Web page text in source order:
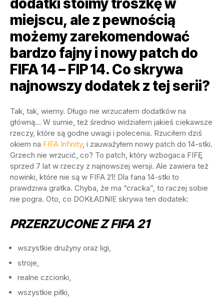
dodatki stoimy troszkę w
miejscu, ale z pewnością
możemy zarekomendować
bardzo fajny i nowy patch do
FIFA 14 – FIP 14. Co skrywa
najnowszy dodatek z tej serii?
Tak, tak, wiemy. Długo nie wrzucałem dodatków na
główną… W sumie, też średnio widziałem jakieś ciekawsze
rzeczy, które są godne uwagi i polecenia. Rzuciłem dziś
okiem na FIFA Infinity, i zauważyłem nowy patch do 14-stki.
Grzech nie wrzucić, co? To patch, który wzbogaca FIFĘ
sprzed 7 lat w rzeczy z najnowszej wersji. Ale zawiera też
nowinki, które nie są w FIFA 21! Dla fana 14-stki to
prawdziwa gratka. Chyba, że ma “cracka”, to raczej sobie
nie pogra. Oto, co DOKŁADNIE skrywa ten dodatek:
PRZERZUCONE Z FIFA 21
wszystkie drużyny oraz ligi,
stroje,
realne czcionki,
wszystkie piłki,